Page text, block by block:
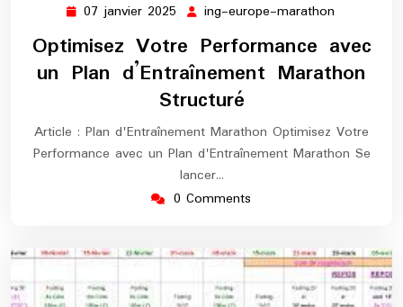
07 janvier 2025 07
janvier
2025
ing-europe-marathon
marathon
Optimisez Votre Performance avec
un Plan d’Entraînement Marathon
Structuré
Article : Plan d'Entraînement Marathon Optimisez Votre
Performance avec un Plan d'Entraînement Marathon Se
lancer…
0 Comments